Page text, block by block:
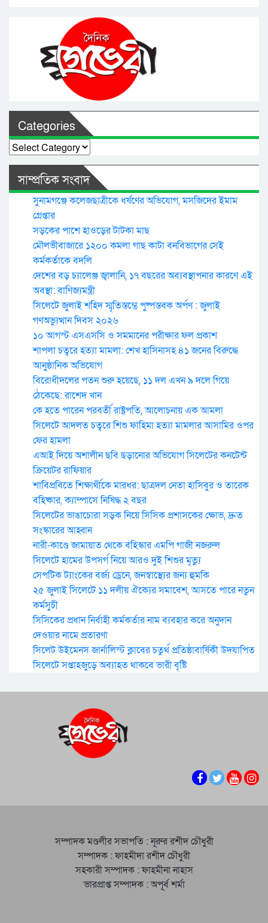
Categories
Categories
সাম্প্রতিক সংবাদ
সুনামগঞ্জে কলেজছাত্রীকে ধর্ষণের অভিযোগ, মসজিদের ইমাম
গ্রেপ্তার
সড়কের পাশে হাওড়ের টাটকা মাছ
মৌলভীবাজারে ১২০০ কমলা গাছ কাটা বনবিভাগের সেই
কর্মকর্তাকে বদলি
দেশের বড় চ্যালেঞ্জ জ্বালানি, ১৭ বছরের অব্যবস্থাপনার কারণে এই
অবস্থা: বাণিজ্যমন্ত্রী
সিলেটে জুলাই শহিদ স্মৃতিস্তম্ভে পুষ্পস্তবক অর্পণ : জুলাই
গণঅভ্যুত্থান দিবস ২০২৬
১০ আগস্ট এসএসসি ও সমমানের পরীক্ষার ফল প্রকাশ
শাপলা চত্বরে হত্যা মামলা: শেখ হাসিনাসহ ৪১ জনের বিরুদ্ধে
আনুষ্ঠানিক অভিযোগ
বিরোধীদলের পতন শুরু হয়েছে, ১১ দল এখন ৯ দলে গিয়ে
ঠেকেছে: রাশেদ খান
কে হতে পারেন পরবর্তী রাষ্ট্রপতি, আলোচনায় এক আমলা
সিলেটে আদলত চত্বরে শিশু ফাহিমা হত্যা মামলার আসামির ওপর
ফের হামলা
এআই দিয়ে অশালীন ছবি ছড়ানোর অভিযোগ সিলেটের কনটেন্ট
ক্রিয়েটর রাফিয়ার
শাবিপ্রবিতে শিক্ষার্থীকে মারধর: ছাত্রদল নেতা হাসিবুর ও তারেক
বহিষ্কার, ক্যাম্পাসে নিষিদ্ধ ২ বছর
সিলেটের ভাঙাচোরা সড়ক নিয়ে সিসিক প্রশাসকের ক্ষোভ, দ্রুত
সংস্কারের আহ্বান
নারী-কাণ্ডে জামায়াত থেকে বহিস্কার এমপি গাজী নজরুল
সিলেটে হামের উপসর্গ নিয়ে আরও দুই শিশুর মৃত্যু
সেপটিক ট্যাংকের বর্জ্য ড্রেনে, জনস্বাস্থ্যের জন্য হুমকি
২৫ জুলাই সিলেটে ১১ দলীয় ঐক্যের সমাবেশ, আসতে পারে নতুন
কর্মসুচী
সিসিকের প্রধান নির্বাহী কর্মকর্তার নাম ব্যবহার করে অনুদান
দেওয়ার নামে প্রতারণা
সিলেট উইমেনস জার্নালিস্ট ক্লাবের চতুর্থ প্রতিষ্ঠাবার্ষিকী উদযাপিত
সিলেটে সপ্তাহজুড়ে অব্যাহত থাকবে ভারী বৃষ্টি
সম্পাদক মণ্ডলীর সভাপতি : নূরুর রশীদ চৌধুরী
সম্পাদক : ফাহমীদা রশীদ চৌধুরী
সহকারী সম্পাদক : ফাহমীনা নাহাস
ভারপ্রাপ্ত সম্পাদক : অপূর্ব শর্মা